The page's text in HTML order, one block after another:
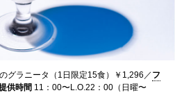
グラニータ（1日限定15食）￥1,296／ フ
供時間 11：00〜L.O.22：00（日曜〜